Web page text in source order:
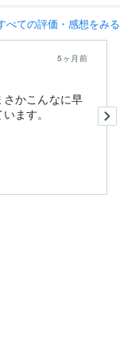
べての評価・感想をみる
5ヶ月前
かこんなに早
ます。